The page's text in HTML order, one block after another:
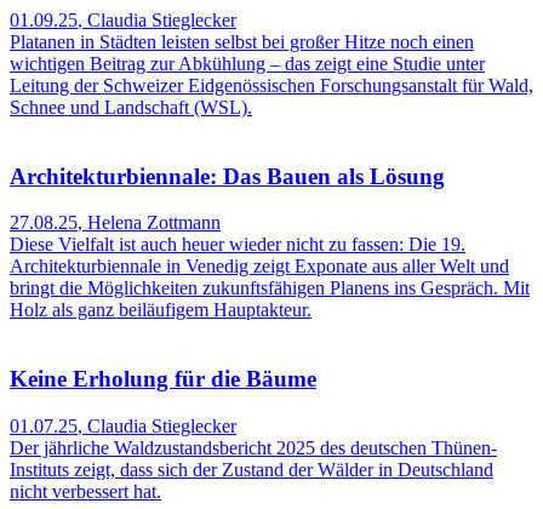
01.09.25, Claudia Stieglecker
Platanen in Städten leisten selbst bei großer Hitze noch einen
wichtigen Beitrag zur Abkühlung – das zeigt eine Studie unter
Leitung der Schweizer Eidgenössischen Forschungsanstalt für Wald,
Schnee und Landschaft (WSL).
Architekturbiennale: Das Bauen als Lösung
27.08.25, Helena Zottmann
Diese Vielfalt ist auch heuer wieder nicht zu fassen: Die 19.
Architekturbiennale in Venedig zeigt Exponate aus aller Welt und
bringt die Möglichkeiten zukunftsfähigen Planens ins Gespräch. Mit
Holz als ganz beiläufigem Hauptakteur.
Keine Erholung für die Bäume
01.07.25, Claudia Stieglecker
Der jährliche Waldzustandsbericht 2025 des deutschen Thünen-
Instituts zeigt, dass sich der Zustand der Wälder in Deutschland
nicht verbessert hat.